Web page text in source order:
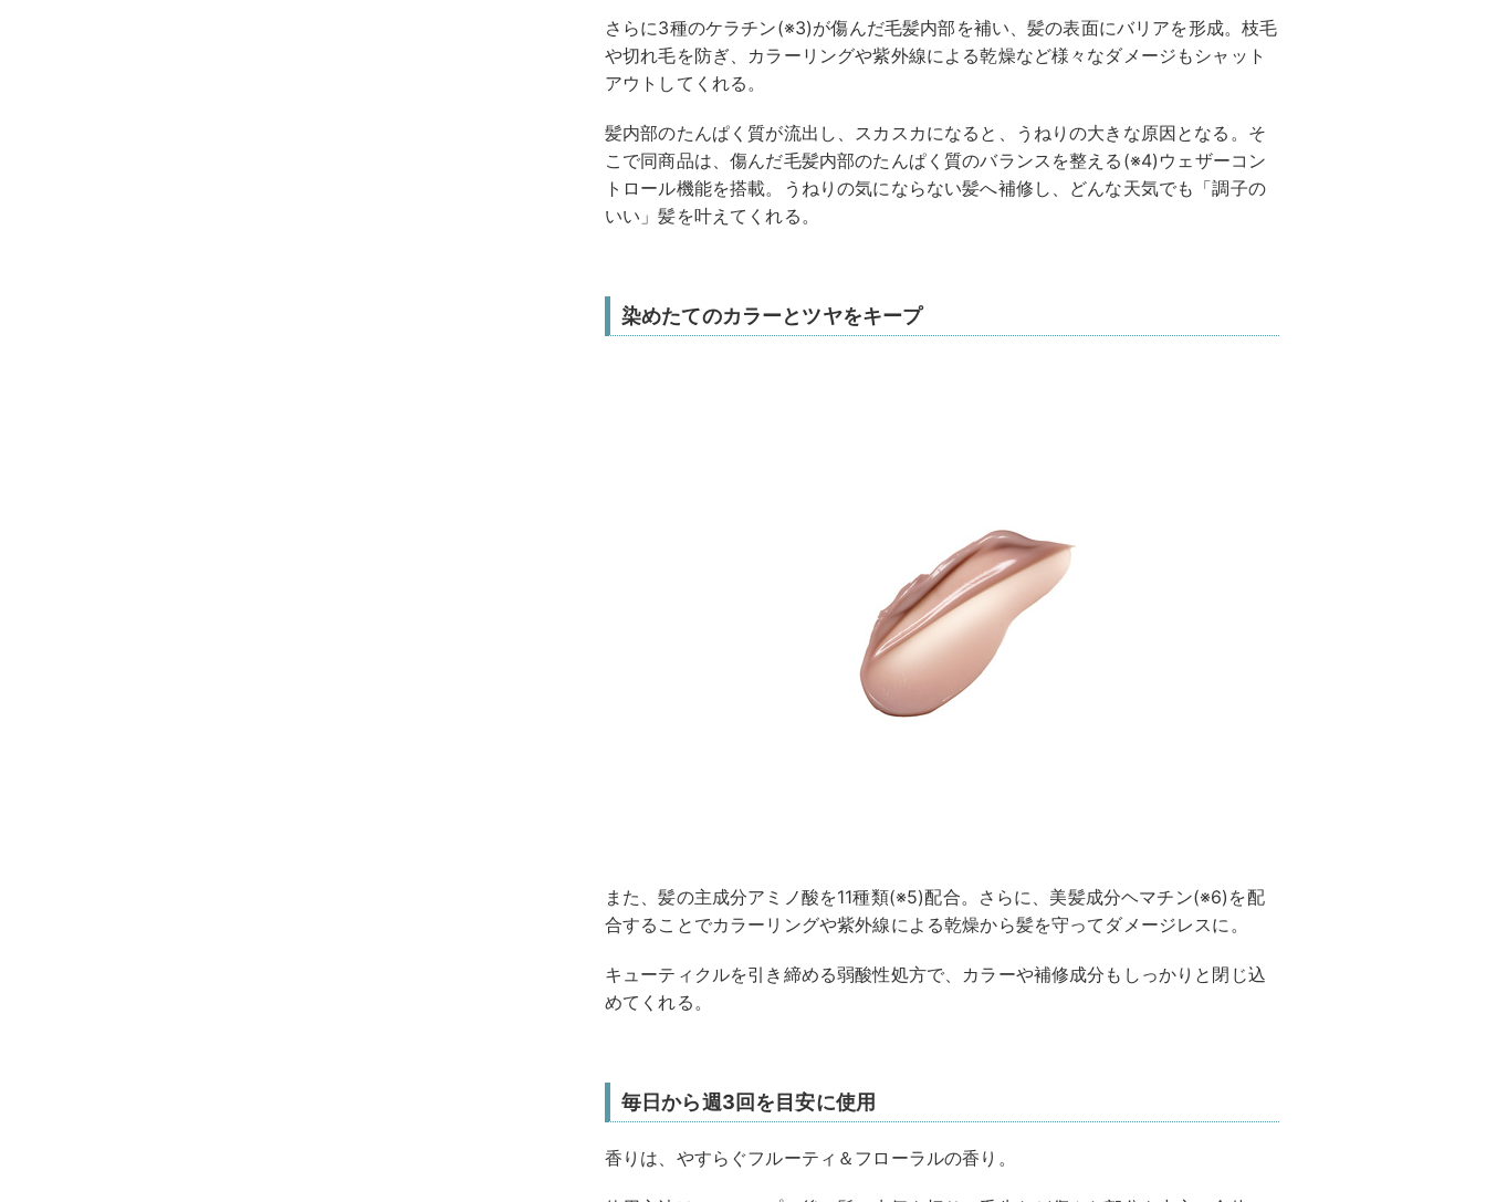
さらに3種のケラチン(※3)が傷んだ毛髪内部を補い、髪の表面にバリアを形成。枝毛
や切れ毛を防ぎ、カラーリングや紫外線による乾燥など様々なダメージもシャット
アウトしてくれる。
髪内部のたんぱく質が流出し、スカスカになると、うねりの大きな原因となる。そ
こで同商品は、傷んだ毛髪内部のたんぱく質のバランスを整える(※4)ウェザーコン
トロール機能を搭載。うねりの気にならない髪へ補修し、どんな天気でも「調子の
いい」髪を叶えてくれる。
染めたてのカラーとツヤをキープ
また、髪の主成分アミノ酸を11種類(※5)配合。さらに、美髪成分ヘマチン(※6)を配
合することでカラーリングや紫外線による乾燥から髪を守ってダメージレスに。
キューティクルを引き締める弱酸性処方で、カラーや補修成分もしっかりと閉じ込
めてくれる。
毎日から週3回を目安に使用
香りは、やすらぐフルーティ＆フローラルの香り。